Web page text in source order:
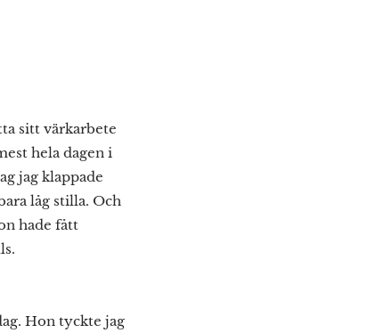
sitt värkarbete
hela dagen i
jag klappade
låg stilla. Och
hade fått
Hon tyckte jag